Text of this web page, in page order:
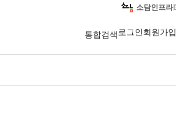
소담인프라
통합검색로그인회원가입